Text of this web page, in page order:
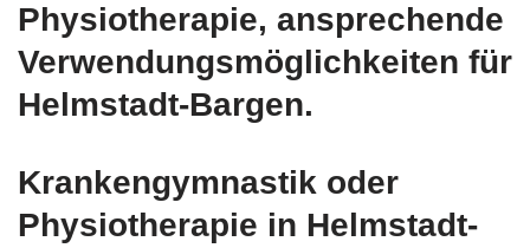
Physiotherapie, ansprechende
Verwendungsmöglichkeiten für
Helmstadt-Bargen.
Krankengymnastik oder
Physiotherapie in Helmstadt-